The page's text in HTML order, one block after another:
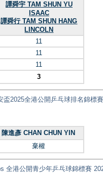
譚舜宇 TAM SHUN YU
ISAAC
譚舜行 TAM SHUN HANG
LINCOLN
11
11
11
3
盃2025全港公開乒乓球排名錦標
陳進彥 CHAN CHUN YIN
棄權
全港公開青少年乒乓球錦標賽